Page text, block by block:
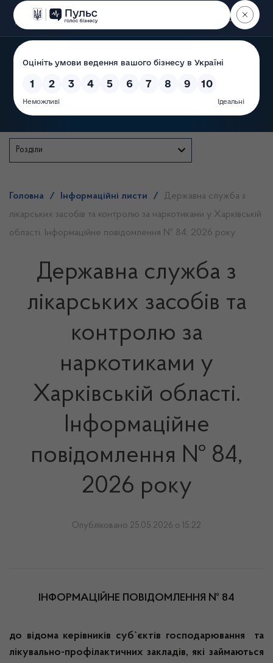
Пошук
Розділи
Головна / Інформаційні листи /
Державна служба з
лікарських засобів та контролю за наркотиками у Харківській
області. Інформаційне повідомлення № 84, 2026 року
Державна служба з
лікарських засобів та
контролю за
наркотиками у
Харківській області.
Інформаційне
повідомлення № 84,
2026 року
Опубліковано 25.05.2026 о 15:22
ІНФОРМАЦІЙНЕ ПОВІДОМЛЕННЯ № 84
до відома керівників суб`єктів господарювання та
лікувально-профілактичних закладів, які займаються